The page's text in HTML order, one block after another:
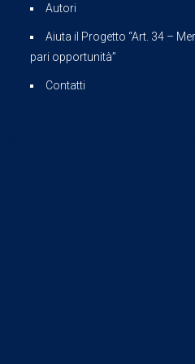
Autori
Aiuta il Progetto “Art. 34 –
pari opportunità”
Contatti